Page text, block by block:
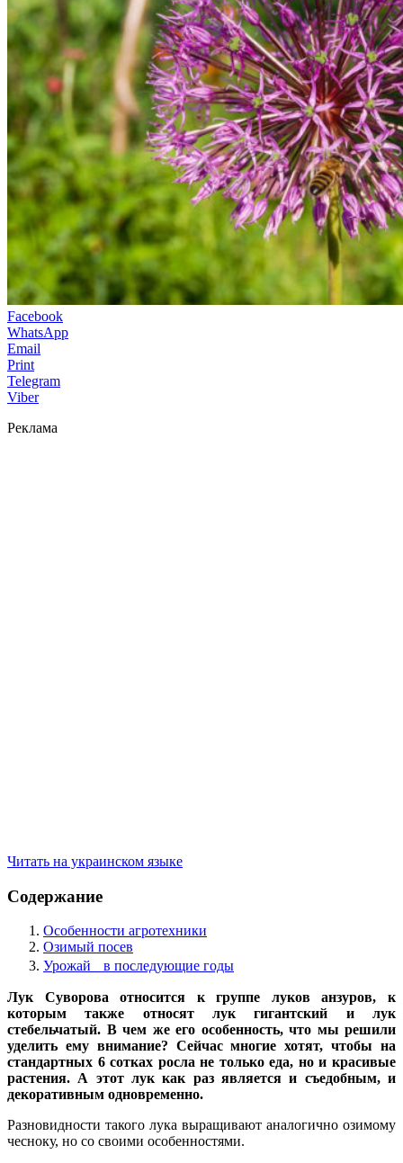
Facebook
WhatsApp
Email
Print
Telegram
Viber
Реклама
Читать на украинском языке
Содержание
Особенности агротехники
Озимый посев
Урожай в последующие годы
Лук Суворова относится к группе луков анзуров, к
которым также относят лук гигантский и лук
стебельчатый. В чем же его особенность, что мы решили
уделить ему внимание? Сейчас многие хотят, чтобы на
стандартных 6 сотках росла не только еда, но и красивые
растения. А этот лук как раз является и съедобным, и
декоративным одновременно.
Разновидности такого лука выращивают аналогично озимому
чесноку, но со своими особенностями.